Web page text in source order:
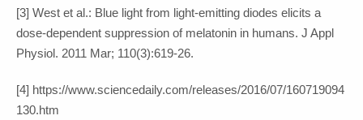
[3] West et al.: Blue light from light-emitting diodes elicits a
dose-dependent suppression of melatonin in humans. J Appl
Physiol. 2011 Mar; 110(3):619-26.
[4] https://www.sciencedaily.com/releases/2016/07/160719094
130.htm